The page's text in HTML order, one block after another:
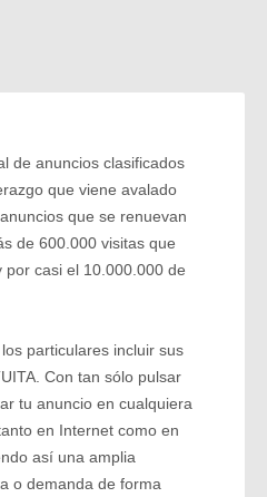
de anuncios clasificados
que viene avalado
que se renuevan
de 600.000 visitas que
por casi el 10.000.000 de
particulares incluir sus
Con tan sólo pulsar
tu anuncio en cualquiera
en Internet como en
así­ una amplia
o demanda de forma